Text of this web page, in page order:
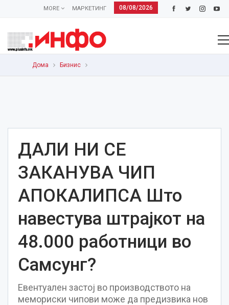
08/08/2026
МАРКЕТИНГ
MORE
Дома Бизнис
ДАЛИ НИ СЕ
ЗАКАНУВА ЧИП
АПОКАЛИПСА Што
навестува штрајкот на
48.000 работници во
Самсунг?
Евентуален застој во производството на
мемориски чипови може да предизвика нов